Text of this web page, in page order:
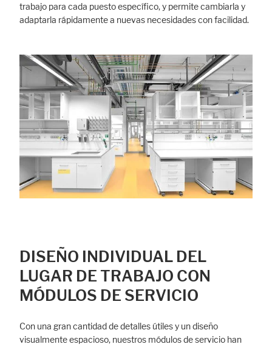
trabajo para cada puesto específico, y permite cambiarla y
adaptarla rápidamente a nuevas necesidades con facilidad.
DISEÑO INDIVIDUAL DEL
LUGAR DE TRABAJO CON
MÓDULOS DE SERVICIO
Con una gran cantidad de detalles útiles y un diseño
visualmente espacioso, nuestros módulos de servicio han